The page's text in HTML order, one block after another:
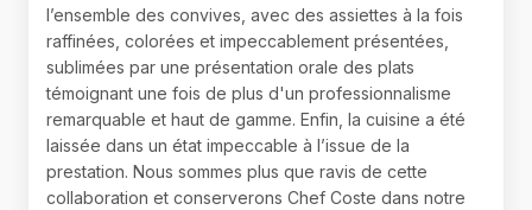
l’ensemble des convives, avec des assiettes à la fois
raffinées, colorées et impeccablement présentées,
sublimées par une présentation orale des plats
témoignant une fois de plus d'un professionnalisme
remarquable et haut de gamme. Enfin, la cuisine a été
laissée dans un état impeccable à l’issue de la
prestation. Nous sommes plus que ravis de cette
collaboration et conserverons Chef Coste dans notre